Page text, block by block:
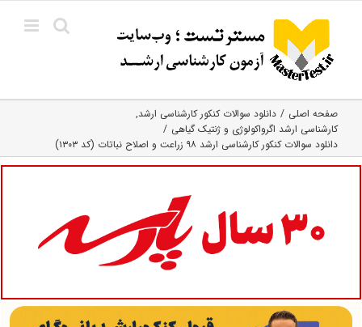
content
صفحه اصلی
دانلود سوالات کنکور کارشناسی ارشد
کارشناسی ارشد اگرواکولوژی و ژنتیک گیاهی
دانلود سوالات کنکور کارشناسی ارشد ۹۸ زراعت و اصلاح نباتات (کد ۱۳۰۳)